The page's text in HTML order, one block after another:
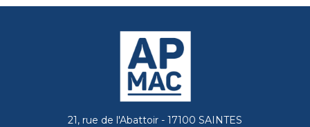
21, rue de l'Abattoir - 17100 SAINTES